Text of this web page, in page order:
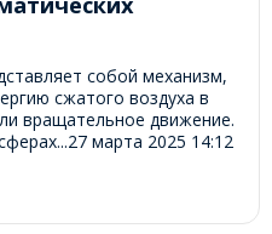
собой механизм,
сжатого воздуха в
вращательное движение.
27 марта 2025 14:12